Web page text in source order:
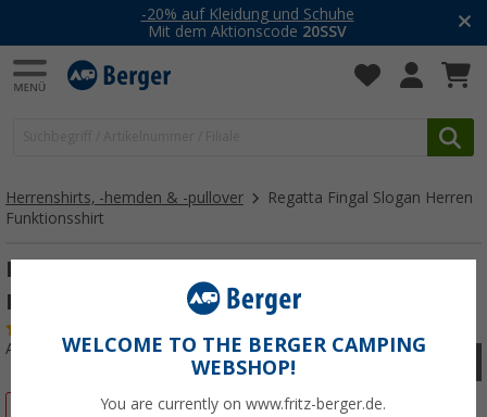
-20% auf Kleidung und Schuhe
Mit dem Aktionscode 20SSV
Herrenshirts, -hemden & -pullover
Regatta Fingal Slogan Herren
Funktionsshirt
Regatta Fingal Slogan Herren
Funktionsshirt
Art.-Nr.: 109129XXXL
WELCOME TO THE BERGER CAMPING
WEBSHOP!
You are currently on www.fritz-berger.de.